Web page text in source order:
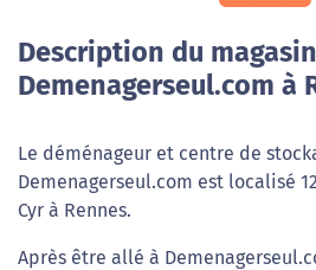
Description du magasin
Demenagerseul.com à
Le déménageur et centre de
Demenagerseul.com est localisé
Cyr à Rennes.
Après être allé à